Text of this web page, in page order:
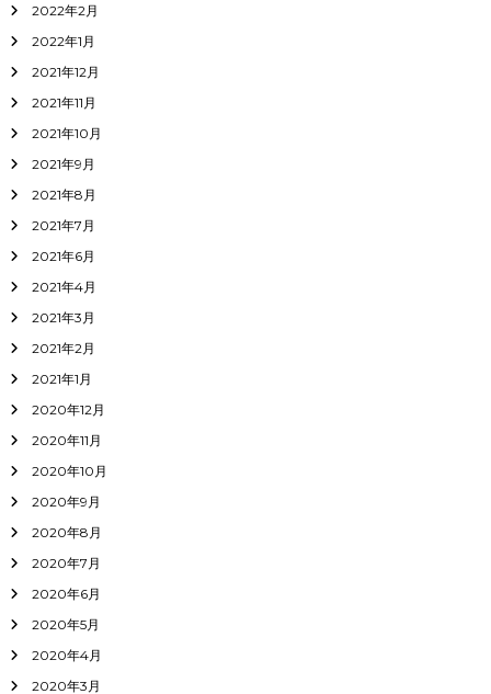
2022年2月
2022年1月
2021年12月
2021年11月
2021年10月
2021年9月
2021年8月
2021年7月
2021年6月
2021年4月
2021年3月
2021年2月
2021年1月
2020年12月
2020年11月
2020年10月
2020年9月
2020年8月
2020年7月
2020年6月
2020年5月
2020年4月
2020年3月